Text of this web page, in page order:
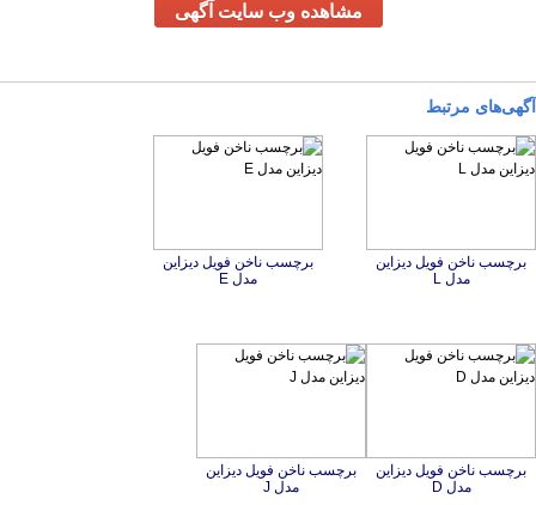
مشاهده وب سایت آگهی
آگهی‌های مرتبط
برچسب ناخن فویل دیزاین
مدل L
برچسب ناخن فویل دیزاین
مدل E
برچسب ناخن فویل دیزاین
مدل D
برچسب ناخن فویل دیزاین
مدل J